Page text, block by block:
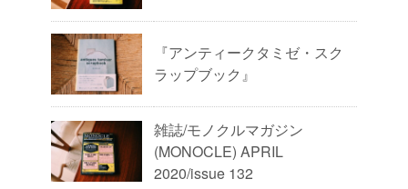
『アンティークタミゼ・スク
ラップブック』
雑誌/モノクルマガジン
(MONOCLE) APRIL
2020/issue 132